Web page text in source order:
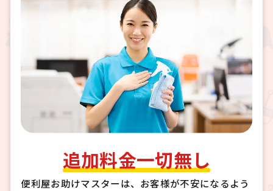
追加料金一切無し
便利屋お助けマスターは、お客様が不安になるよう